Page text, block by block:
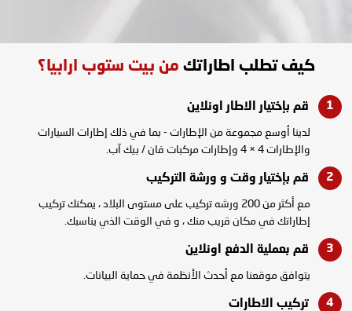
كيف تطلب اطاراتك من بيت ستوب ارابيا؟
قم بإختيار الاطار اونلاين
لدينا أوسع مجموعة من الإطارات - بما في ذلك إطارات السيارات
والإطارات 4 × 4 وإطارات مركبات فان / بيك آب.
قم بإختيار وقت و ورشة التركيب
مع أكثر من 200 ورشه تركيب على مستوى البلاد ، يمكنك تركيب
إطاراتك في مكان قريب منك ، و في الوقت الذي يناسبك.
قم بعملية الدفع اونلاين
يتوافق موقعنا مع أحدث الأنظمة في حماية البيانات.
تركيب الاطارات